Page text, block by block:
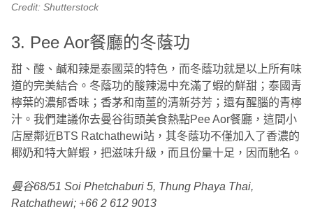
Credit: Shutterstock
3. Pee Aor餐廳的冬蔭功
甜、酸、鹹和辣是泰國菜的特色，而冬蔭功就是以上所有味
道的完美結合。冬蔭功的酸辣湯中充滿了蝦的鮮甜；泰國青
檸葉的濃郁香味；香茅和南薑的清新芬芳；還有醒腦的青檸
汁。我們建議你去曼谷街頭美食熱點Pee Aor餐廳，這間小
店屋鄰近BTS Ratchathewi站，其冬蔭功不僅加入了香濃的
椰奶和特大鮮蝦，把滋味升級，而且份量十足，因而馳名。
曼谷68/51 Soi Phetchaburi 5, Thung Phaya Thai,
Ratchathewi; +66 2 612 9013